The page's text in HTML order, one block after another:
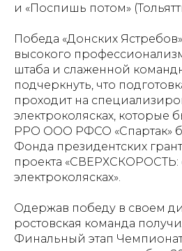
и «Поспишь потом»
Победа «Донских Ястребов»
высокого
штаба и слаженной
подчеркнуть, что
проходит на
электроколясках, которые
РРО ООО РФСО «Спартак»
Фонда президентских
проекта «СВЕРХСКОРОСТЬ:
электроколясках».
Одержав победу в своем
ростовская команда
Финальный этап